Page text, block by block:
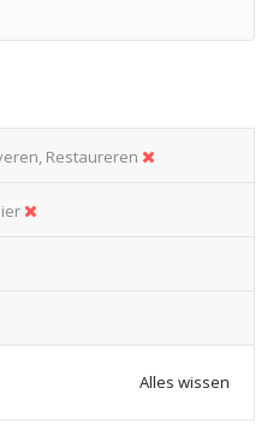
Restaureren
Alles wissen